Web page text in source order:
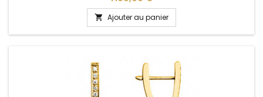
 Ajouter au panier